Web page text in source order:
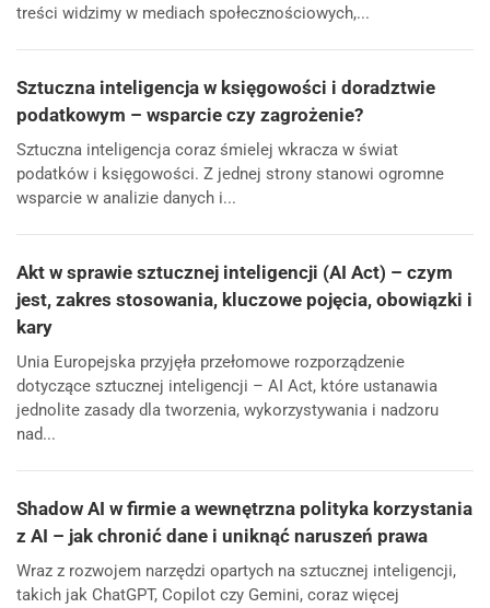
treści widzimy w mediach społecznościowych,...
Sztuczna inteligencja w księgowości i doradztwie
podatkowym – wsparcie czy zagrożenie?
Sztuczna inteligencja coraz śmielej wkracza w świat
podatków i księgowości. Z jednej strony stanowi ogromne
wsparcie w analizie danych i...
Akt w sprawie sztucznej inteligencji (AI Act) – czym
jest, zakres stosowania, kluczowe pojęcia, obowiązki i
kary
Unia Europejska przyjęła przełomowe rozporządzenie
dotyczące sztucznej inteligencji – AI Act, które ustanawia
jednolite zasady dla tworzenia, wykorzystywania i nadzoru
nad...
Shadow AI w firmie a wewnętrzna polityka korzystania
z AI – jak chronić dane i uniknąć naruszeń prawa
Wraz z rozwojem narzędzi opartych na sztucznej inteligencji,
takich jak ChatGPT, Copilot czy Gemini, coraz więcej